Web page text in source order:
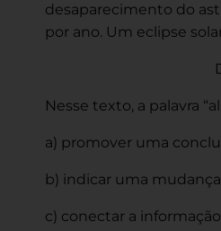
desaparecimento do
por ano. Um eclipse
Nesse texto, a palavra
a) promover uma
b) indicar uma
c) conectar a